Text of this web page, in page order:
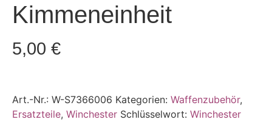
Kimmeneinheit
5,00 €
Art.-Nr.: W-S7366006 Kategorien: Waffenzubehör,
Ersatzteile, Winchester Schlüsselwort: Winchester